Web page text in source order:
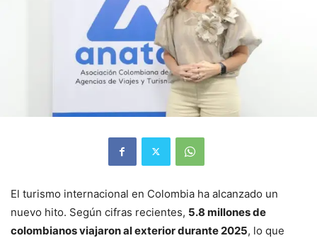
El turismo internacional en Colombia ha alcanzado un
nuevo hito. Según cifras recientes, 5.8 millones de
colombianos viajaron al exterior durante 2025, lo que